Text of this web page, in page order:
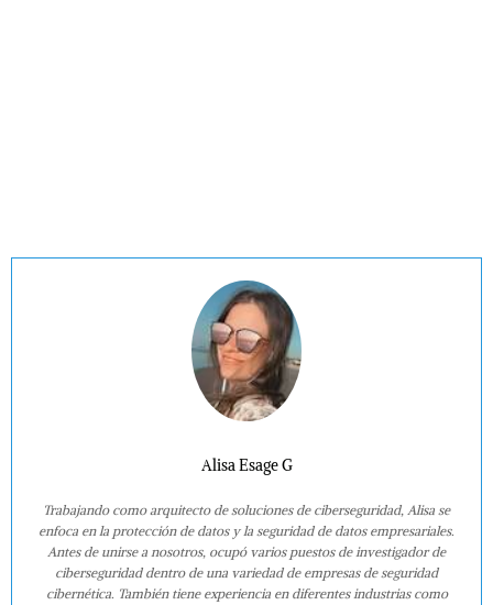
Alisa Esage G
Trabajando como arquitecto de soluciones de ciberseguridad, Alisa se
enfoca en la protección de datos y la seguridad de datos empresariales.
Antes de unirse a nosotros, ocupó varios puestos de investigador de
ciberseguridad dentro de una variedad de empresas de seguridad
cibernética. También tiene experiencia en diferentes industrias como